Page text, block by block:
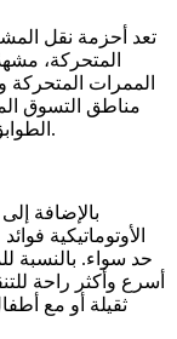
تعد أحزمة نقل
المتحركة،
الممرات
مناطق التسوق
الطوابق والتنقل في أنحاء المركز التجاري بشكل عام.
بالإضافة
الأوتوماتيكية
حد سواء. بالنسبة
أسرع وأكثر راحة
ثقيلة أو مع